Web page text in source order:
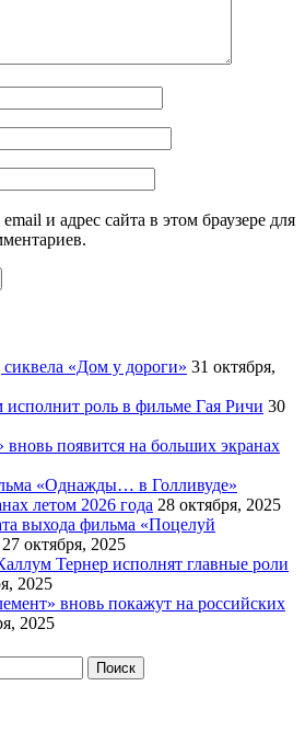
и адрес сайта в этом браузере для
«Дом у дороги» 31 октября,
роль в фильме Гая Ричи 30
появится на больших экранах
«Однажды… в Голливуде»
летом 2026 года 28 октября, 2025
выхода фильма «Поцелуй
27 октября, 2025
Тернер исполнят главные роли
2025
вновь покажут на российских
2025